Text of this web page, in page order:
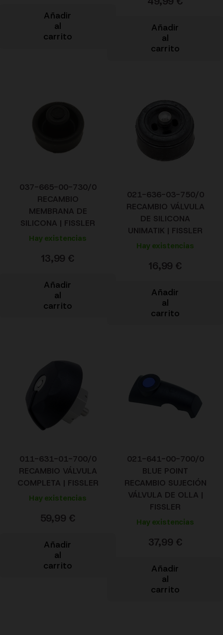
Añadir
al
carrito
Añadir
al
carrito
037-665-00-730/0
RECAMBIO
MEMBRANA DE
SILICONA | FISSLER
Hay existencias
13,99 €
Añadir
al
carrito
021-636-03-750/0
RECAMBIO VÁLVULA
DE SILICONA
UNIMATIK | FISSLER
Hay existencias
16,99 €
Añadir
al
carrito
011-631-01-700/0
RECAMBIO VÁLVULA
COMPLETA | FISSLER
Hay existencias
59,99 €
Añadir
al
carrito
021-641-00-700/0
BLUE POINT
RECAMBIO SUJECIÓN
VÁLVULA DE OLLA |
FISSLER
Hay existencias
37,99 €
Añadir
al
carrito